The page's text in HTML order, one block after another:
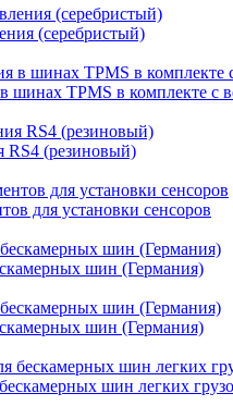
(серебристый)
шинах TPMS в комплекте с
RS4 (резиновый)
для установки сенсоров
шин (Германия)
шин (Германия)
шин легких